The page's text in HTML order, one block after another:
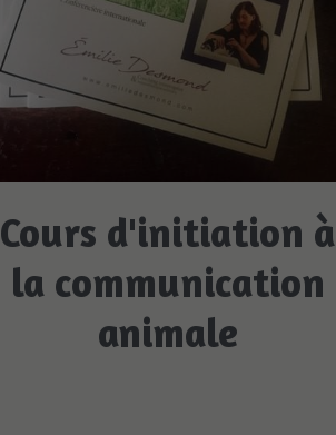
Cours d'initiation à
la communication
animale